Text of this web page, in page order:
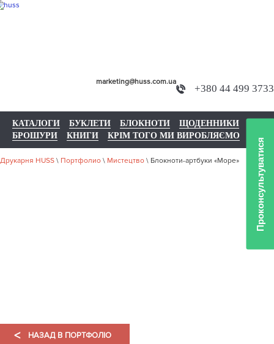
+380 44 499 3733
marketing@huss.com.ua
КАТАЛОГИ БУКЛЕТИ БЛОКНОТИ
ЩОДЕННИКИ
БРОШУРИ
КНИГИ КРІМ ТОГО МИ ВИРОБЛЯЄМО
Друкарня HUSS \ Портфолио \ Мистецтво \ Блокноти-артбуки «Море»
< НАЗАД В ПОРТФОЛІО
Проконсультуватися